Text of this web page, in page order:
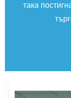
така